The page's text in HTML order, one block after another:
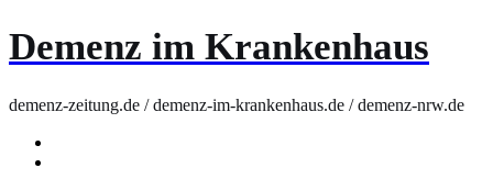
Demenz im Krankenhaus
demenz-zeitung.de / demenz-im-krankenhaus.de / demenz-nrw.de